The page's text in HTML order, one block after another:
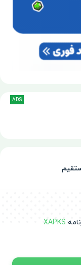
ADS
XAPKS